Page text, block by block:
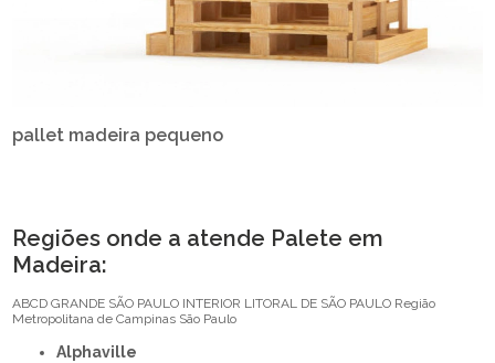
pallet madeira pequeno
Regiões onde a atende Palete em
Madeira:
ABCD GRANDE SÃO PAULO INTERIOR LITORAL DE SÃO PAULO Região
Metropolitana de Campinas São Paulo
Alphaville